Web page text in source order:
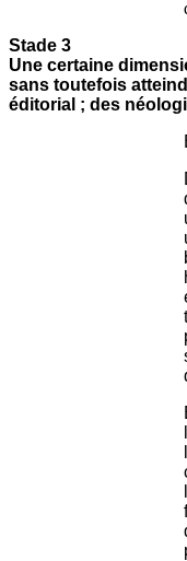
Stade 3
Une certaine
sans toutefois
éditorial ; des